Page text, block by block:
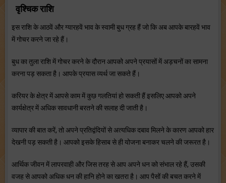
वृश्चिक राशि
इस राशि के आठवें और ग्‍यारहवें भाव के स्‍वामी बुध ग्रह हैं जो कि अब आपके बारहवें भाव
में गोचर करने जा रहे हैं।
बुध का तुला राशि में गोचर करने के दौरान आपको अपने प्रयासों में अड़चनों का सामना
करना पड़ सकता है। आपके प्रयास व्‍यर्थ जा सकते हैं।
करियर के क्षेत्र में आपसे काम में कुछ गलतियां हो सकती हैं इसलिए आपको अपने
कार्यक्षेत्र में अधिक सावधानी बरतने की सलाह दी जाती है।
व्‍यापार की बात करें, तो अपने प्रतिद्वंदियों से अत्‍यधिक दबाव मिलने के कारण आपको हार
देखनी पड़ सकती है। आपको इसके हिसाब से ही योजना बनाकर चलने की जरूरत है।
आर्थिक जीवन में लापरवाही और जिस तरह से आप अपने धन को संभाल रहे हैं, उसकी
वजह से आपको अधिक धन की हानि होने का खतरा है। आप पैसों की बचत करने में